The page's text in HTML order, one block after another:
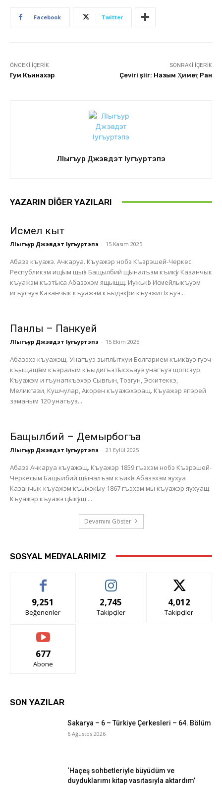
Facebook Twitter
ÖNCEKI İÇERIK
Гум Къинахэр
SONRAKI İÇERIK
Çeviri şiir: Назым Ҳиқмеҭ Ран
ЛIыгъур Джэвдэт Iугъуртэпэ
YAZARIN DIĞER YAZILARI
Исмел кыт
ЛIыгъур Джэвдэт Iугъуртэпэ - 15 Kasım 2025
Абазэ къуажэ. Ачкаруа. Къуажэр нобэ Къэрэшей-Черкес
Республикэм ищӏым щыӏэ Бащылбий щӏыналъэм къикӏу Казанчык
къуажэм къэтӏыса Абазэхэм ящыщщ. Иужькӏэ Исмейлыкъуэм
игъусэуэ Казанчык къуажэм къыдэкӏри къуэжитӏ хъуэ...
Панлы – Панкуей
ЛIыгъур Джэвдэт Iугъуртэпэ - 15 Ekim 2025
Абазэхэ къуажэщ. Унагъуэ зыплӏытхуи Болгарием къикӏауэ гуэч
къыщащӏам къэралым къыдигъэтӏысхьауэ унагъуэ щопсэур.
Къуажэм и гъунапкъэхэр Сывгын, Тозгун, Эскитеккэ,
Меликгази, Кушчулар, Акорен къуажэхэращ. Къуажэр япэрей
зэманым 120 унагъуэ...
Бащылбий – Демырбогъа
ЛIыгъур Джэвдэт Iугъуртэпэ - 21 Eylül 2025
Абазэ Ачкаруа къуажэщ. Къуажэр 1859 гъэхэм нобэ Къэрэшей-
Черкесым Бащылбий щӏыналъэм къикӏа Абазэхэм яухуа
Казанчык къуажэм къыхэкӏыу 1867 гъэхэм мы къуажэр яухуащ.
Къуажэр къуажэ цӏыкӏущ....
Devamını Göster
SOSYAL MEDYALARIMIZ
9,251
Beğenenler
2,745
Takipçiler
4,012
Takipçiler
677
Abone
SON YAZILAR
Sakarya – 6 – Türkiye Çerkesleri – 64. Bölüm
6 Ağustos 2026
‘Haçeş sohbetleriyle büyüdüm ve
duyduklarımı kitap vasıtasıyla aktardım’